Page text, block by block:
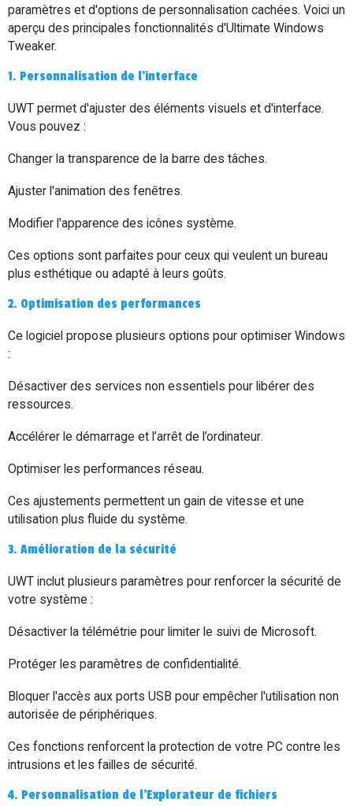
paramètres et d'options de personnalisation cachées. Voici un
aperçu des principales fonctionnalités d'Ultimate Windows
Tweaker.
1. Personnalisation de l'interface
UWT permet d'ajuster des éléments visuels et d'interface.
Vous pouvez :
Changer la transparence de la barre des tâches.
Ajuster l'animation des fenêtres.
Modifier l'apparence des icônes système.
Ces options sont parfaites pour ceux qui veulent un bureau
plus esthétique ou adapté à leurs goûts.
2. Optimisation des performances
Ce logiciel propose plusieurs options pour optimiser Windows
:
Désactiver des services non essentiels pour libérer des
ressources.
Accélérer le démarrage et l’arrêt de l’ordinateur.
Optimiser les performances réseau.
Ces ajustements permettent un gain de vitesse et une
utilisation plus fluide du système.
3. Amélioration de la sécurité
UWT inclut plusieurs paramètres pour renforcer la sécurité de
votre système :
Désactiver la télémétrie pour limiter le suivi de Microsoft.
Protéger les paramètres de confidentialité.
Bloquer l'accès aux ports USB pour empêcher l'utilisation non
autorisée de périphériques.
Ces fonctions renforcent la protection de votre PC contre les
intrusions et les failles de sécurité.
4. Personnalisation de l'Explorateur de fichiers